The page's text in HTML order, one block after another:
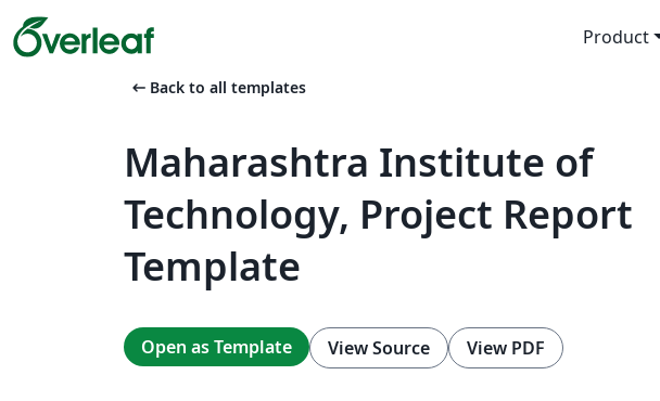
Product
arrow_left_alt Back to all templates
Maharashtra Institute of
Technology, Project Report
Template
Open as Template View Source View PDF